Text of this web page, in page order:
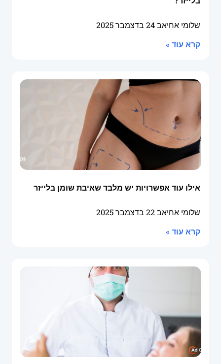
שלומי אחיאב24 בדצמבר 2025
קרא עוד »
אילו עוד אפשרויות יש מלבד שאיבת שומן בלייזר
שלומי אחיאב22 בדצמבר 2025
קרא עוד »